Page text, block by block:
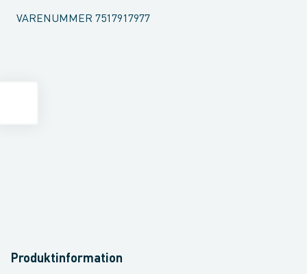
VARENUMMER 7517917977
Produktinformation